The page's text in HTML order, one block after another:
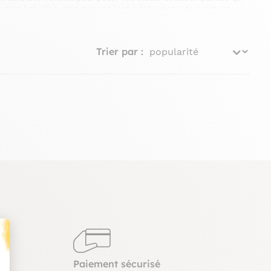
Trier par :
Paiement sécurisé